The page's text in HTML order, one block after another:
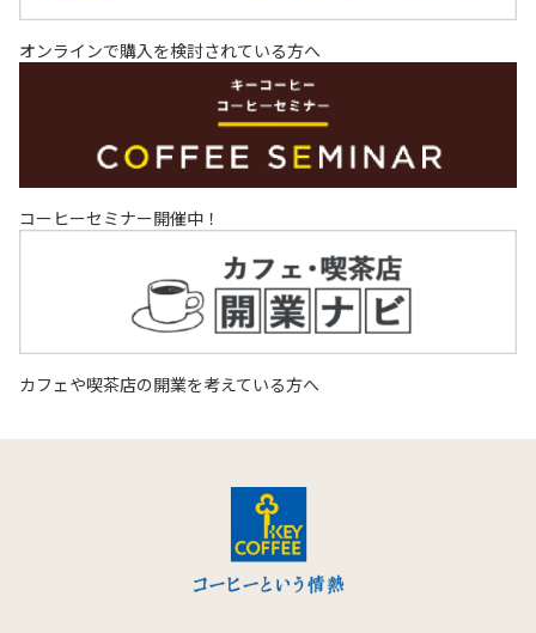
オンラインで購入を検討されている方へ
コーヒーセミナー開催中！
カフェや喫茶店の開業を考えている方へ